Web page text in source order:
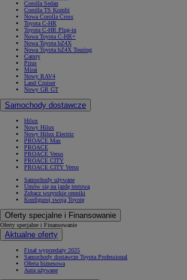
Corolla Sedan
Corolla TS Kombi
Nowa Corolla Cross
Toyota C-HR
Toyota C-HR Plug-in
Nowa Toyota C-HR+
Nowa Toyota bZ4X
Nowa Toyota bZ4X Touring
Camry
Prius
Mirai
Nowy RAV4
Land Cruiser
Nowy GR GT
Samochody dostawcze
Hilux
Nowy Hilux
Nowy Hilux Electric
PROACE Max
PROACE
PROACE Verso
PROACE CITY
PROACE CITY Verso
Samochody używane
Umów się na jazdę testową
Zobacz wszystkie cenniki
Konfiguruj swoją Toyotę
Oferty specjalne i Finansowanie
Oferty specjalne i Finansowanie
Aktualne oferty
Finał wyprzedaży 2025
Samochody dostawcze Toyota Professional
Oferta biznesowa
Auta używane